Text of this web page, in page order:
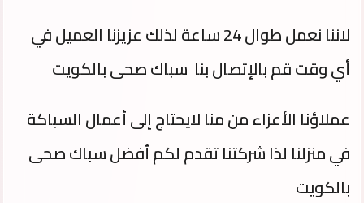
لاننا نعمل طوال 24 ساعة لذلك عزيزنا العميل في
أي وقت قم بالإتصال بنا سباك صحى بالكويت
عملاؤنا الأعزاء من منا لايحتاج إلى أعمال السباكة
في منزلنا لذا شركتنا تقدم لكم أفضل سباك صحى
بالكويت